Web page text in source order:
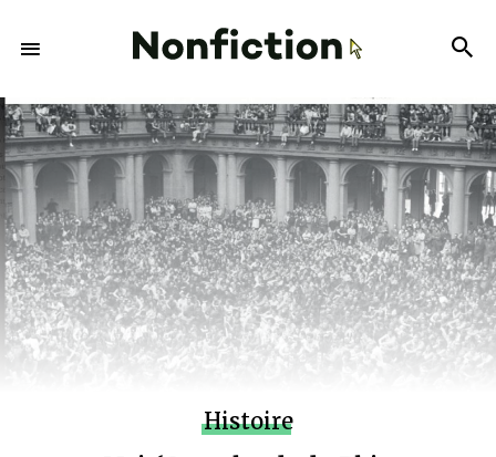
Histoire